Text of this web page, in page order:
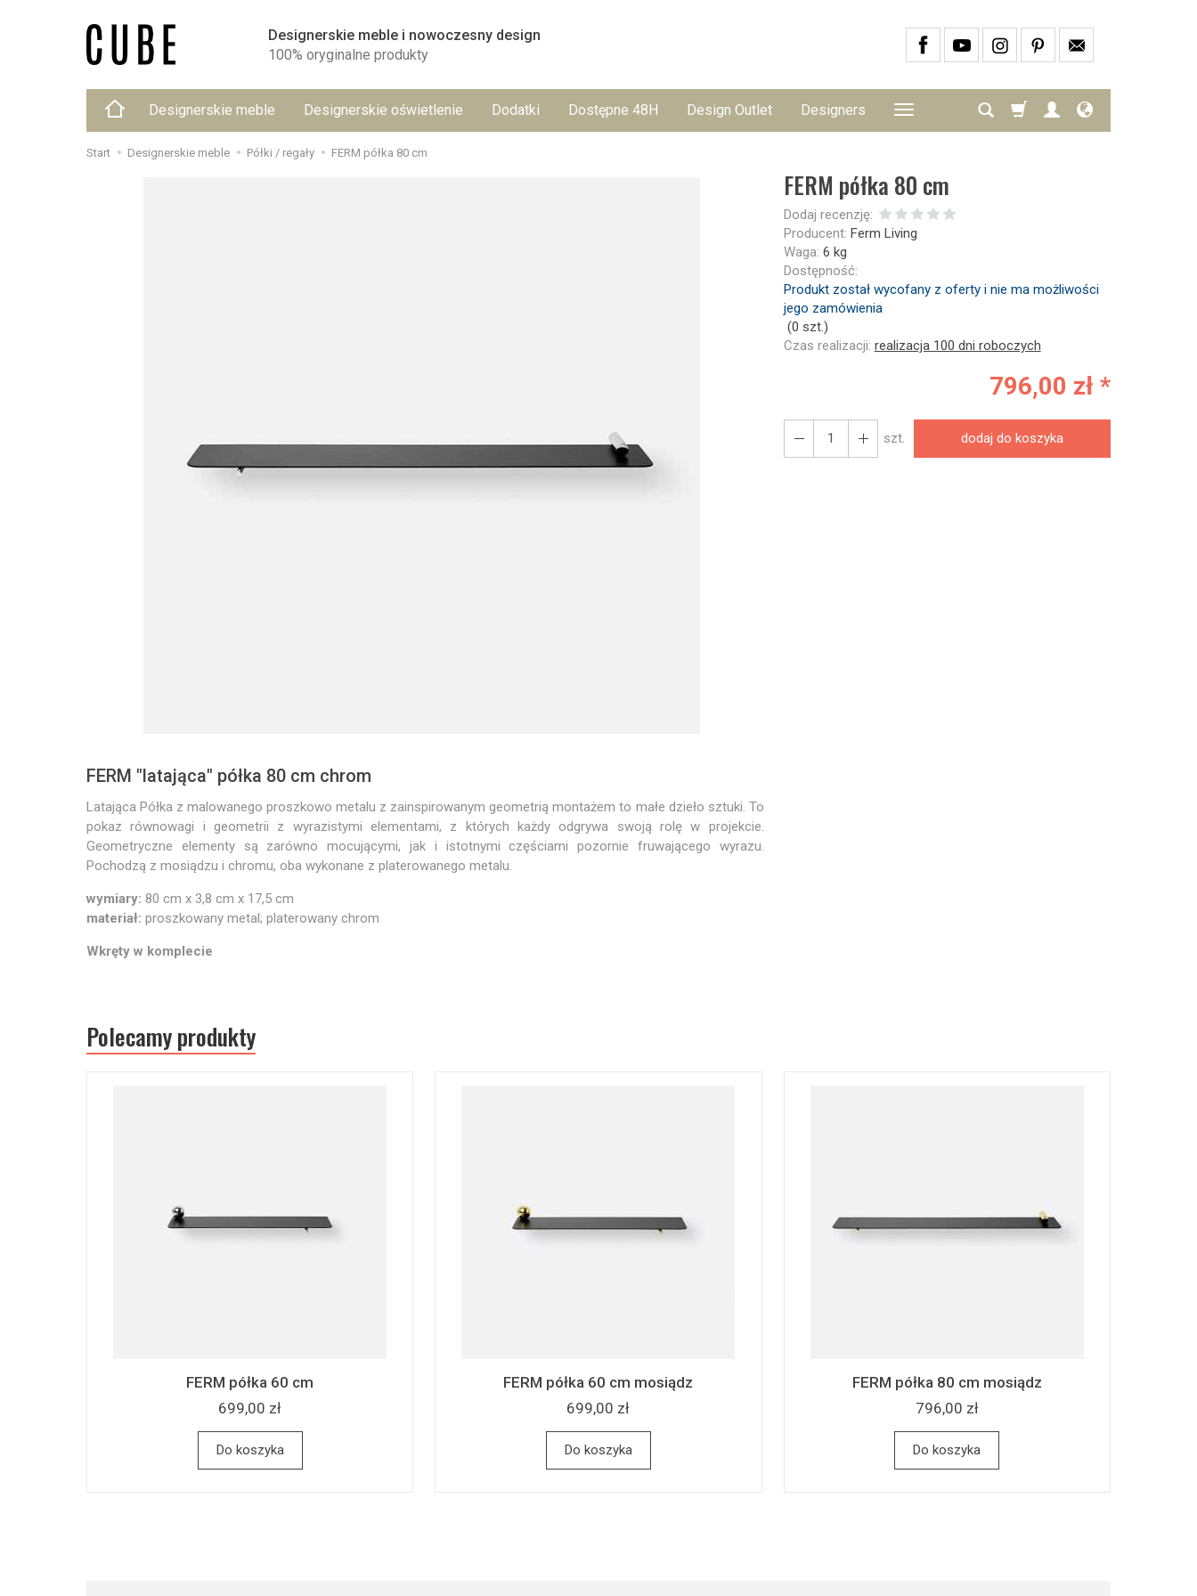
Designerskie meble i nowoczesny design
100% oryginalne produkty
Designerskie meble Designerskie oświetlenie Dodatki Dostępne 48H Design Outlet Designers
Start Designerskie meble Półki / regały FERM półka 80 cm
FERM półka 80 cm
Dodaj recenzję:
Producent: Ferm Living
Waga: 6 kg
Dostępność:
Produkt został wycofany z oferty i nie ma możliwości
jego zamówienia
(0 szt.)
Czas realizacji: realizacja 100 dni roboczych
796,00 zł *
szt. dodaj do koszyka
FERM "latająca" półka 80 cm chrom
Latająca Półka z malowanego proszkowo metalu z zainspirowanym geometrią montażem to małe dzieło sztuki. To
pokaz równowagi i geometrii z wyrazistymi elementami, z których każdy odgrywa swoją rolę w projekcie.
Geometryczne elementy są zarówno mocującymi, jak i istotnymi częściami pozornie fruwającego wyrazu.
Pochodzą z mosiądzu i chromu, oba wykonane z platerowanego metalu.
wymiary: 80 cm x 3,8 cm x 17,5 cm
materiał: proszkowany metal; platerowany chrom
Wkręty w komplecie
Polecamy produkty
FERM półka 60 cm
699,00 zł
Do koszyka
FERM półka 60 cm mosiądz
699,00 zł
Do koszyka
FERM półka 80 cm mosiądz
796,00 zł
Do koszyka